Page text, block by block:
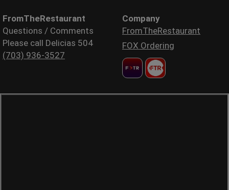
FromTheRestaurant
Questions / Comments
Please call Delicias 504
(703) 936-3527
Company
FromTheRestaurant
FOX Ordering